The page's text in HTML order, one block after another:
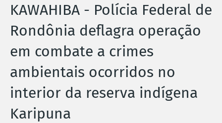
KAWAHIBA - Polícia Federal de
Rondônia deflagra operação
em combate a crimes
ambientais ocorridos no
interior da reserva indígena
Karipuna